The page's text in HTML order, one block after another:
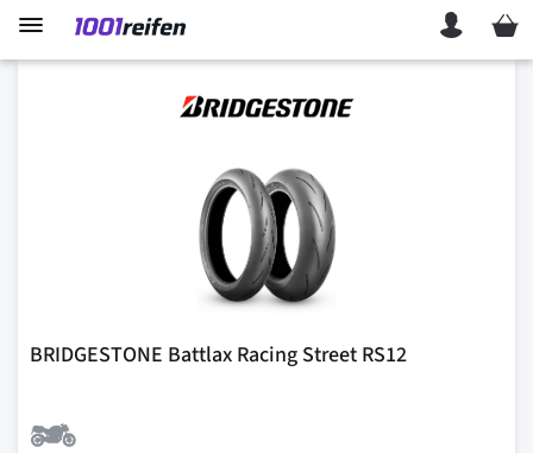
Mein
BRIDGESTONE Battlax Racing Street RS12